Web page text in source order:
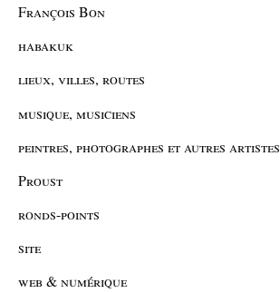
François Bon
habakuk
lieux, villes, routes
musique, musiciens
peintres, photographes et autres artistes
Proust
ronds-points
site
web & numérique